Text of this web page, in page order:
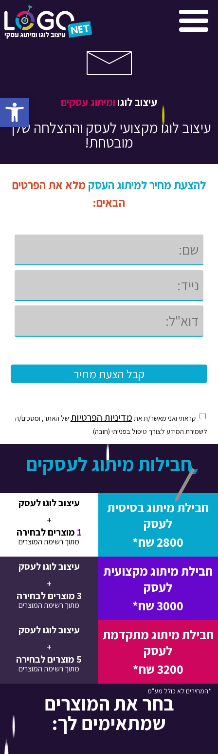
פתח עיצוב לוגוומיתוג עסקים
עיצוב לוגו מקצועי לעסק וההצלחה שלך
מובטחת!
להצעת מחיר למיתוג העסק מלא את הפרטים
הבאים:
קראתי ואני מאשר/ת את מדיניות הפרטיות של האתר, ומסכים/ה
לשמירת המידע לצורך טיפול בפנייתי (חובה)
חבילות מיתוג לעסקים
חבילת מיתוג בסיסית
לעסק
2800 שח*
עיצוב לוגו לעסק
+
1 מוצרים לבחירה
מתוך רשימת המוצרים
חבילת מיתוג מקצועית
לעסק
3000 שח*
עיצוב לוגו לעסק
+
3מוצרים לבחירה
מתוך רשימת המוצרים
חבילת מיתוג מתקדמת
לעסק
3200 שח*
עיצוב לוגו לעסק
+
5 מוצרים לבחירה
מתוך רשימת המוצרים
*המחירים לא כולל מע"מבחר את המוצרים
שמתאימים לך: